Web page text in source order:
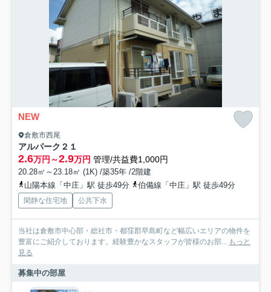
NEW
倉敷市西尾
アルパーク２１
2.6万円～2.9万円 管理/共益費1,000円
20.28㎡～23.18㎡ (1K) /築35年 /2階建
山陽本線「中庄」駅 徒歩49分
伯備線「中庄」駅 徒歩49分
閑静な住宅地 公共下水
当社は倉敷市中心部・総社市・都窪郡早島町など幅広いエリアの物件を
豊富にご紹介しております。経験豊かなスタッフが皆様のお部... もっと
見る
募集中の部屋